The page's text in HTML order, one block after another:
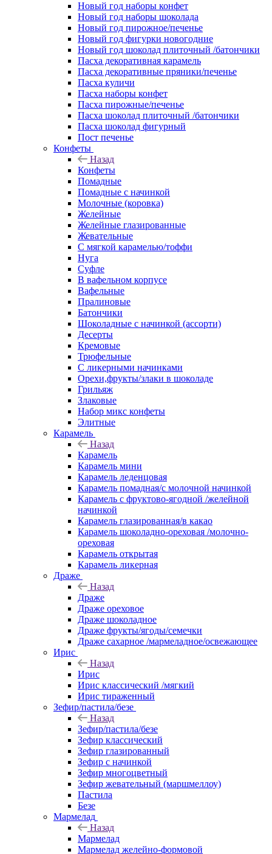
Новый год наборы конфет
Новый год наборы шоколада
Новый год пирожное/печенье
Новый год фигурки новогодние
Новый год шоколад плиточный /батончики
Пасха декоративная карамель
Пасха декоративные пряники/печенье
Пасха куличи
Пасха наборы конфет
Пасха пирожные/печенье
Пасха шоколад плиточный /батончики
Пасха шоколад фигурный
Пост печенье
Конфеты
Назад
Конфеты
Помадные
Помадные с начинкой
Молочные (коровка)
Желейные
Желейные глазированные
Жевательные
С мягкой карамелью/тоффи
Нуга
Суфле
В вафельном корпусе
Вафельные
Пралиновые
Батончики
Шоколадные с начинкой (ассорти)
Десерты
Кремовые
Трюфельные
С ликерными начинками
Орехи,фрукты/злаки в шоколаде
Грильяж
Злаковые
Набор микс конфеты
Элитные
Карамель
Назад
Карамель
Карамель мини
Карамель леденцовая
Карамель помадная/с молочной начинкой
Карамель с фруктово-ягодной /желейной
начинкой
Карамель глазированная/в какао
Карамель шоколадно-ореховая /молочно-
ореховая
Карамель открытая
Карамель ликерная
Драже
Назад
Драже
Драже ореховое
Драже шоколадное
Драже фрукты/ягоды/семечки
Драже сахарное /мармеладное/освежающее
Ирис
Назад
Ирис
Ирис классический /мягкий
Ирис тираженный
Зефир/пастила/безе
Назад
Зефир/пастила/безе
Зефир классический
Зефир глазированный
Зефир с начинкой
Зефир многоцветный
Зефир жевательный (маршмеллоу)
Пастила
Безе
Мармелад
Назад
Мармелад
Мармелад желейно-формовой